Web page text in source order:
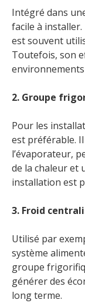
Intégré dans
facile à
est souvent
Toutefois, son
environnements
2. Groupe
Pour les
est préférable.
l’évaporateur,
de la chaleur et
installation est
3. Froid
Utilisé par
système
groupe
générer des
long terme.